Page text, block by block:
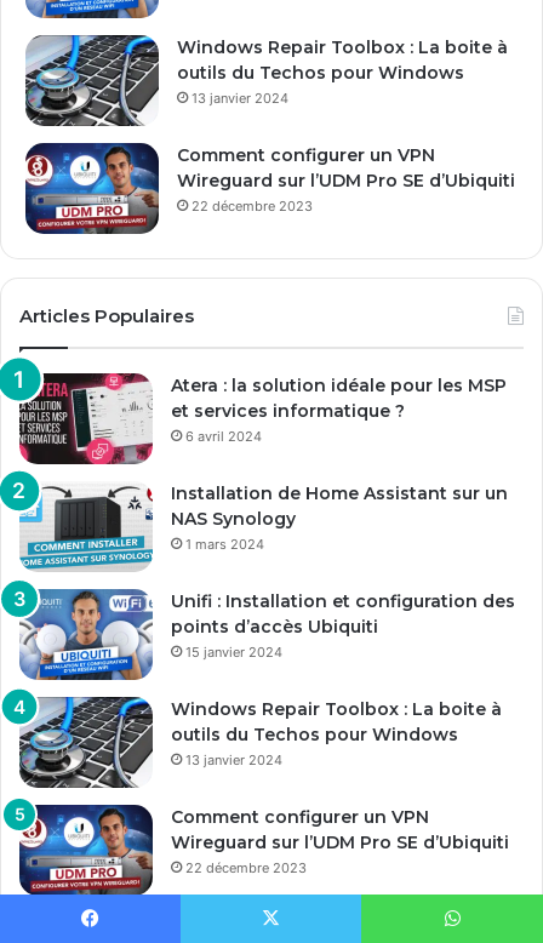
Windows Repair Toolbox : La boite à
outils du Techos pour Windows
13 janvier 2024
Comment configurer un VPN
Wireguard sur l’UDM Pro SE d’Ubiquiti
22 décembre 2023
Articles Populaires
Atera : la solution idéale pour les MSP
et services informatique ?
6 avril 2024
Installation de Home Assistant sur un
NAS Synology
1 mars 2024
Unifi : Installation et configuration des
points d’accès Ubiquiti
15 janvier 2024
Windows Repair Toolbox : La boite à
outils du Techos pour Windows
13 janvier 2024
Comment configurer un VPN
Wireguard sur l’UDM Pro SE d’Ubiquiti
22 décembre 2023